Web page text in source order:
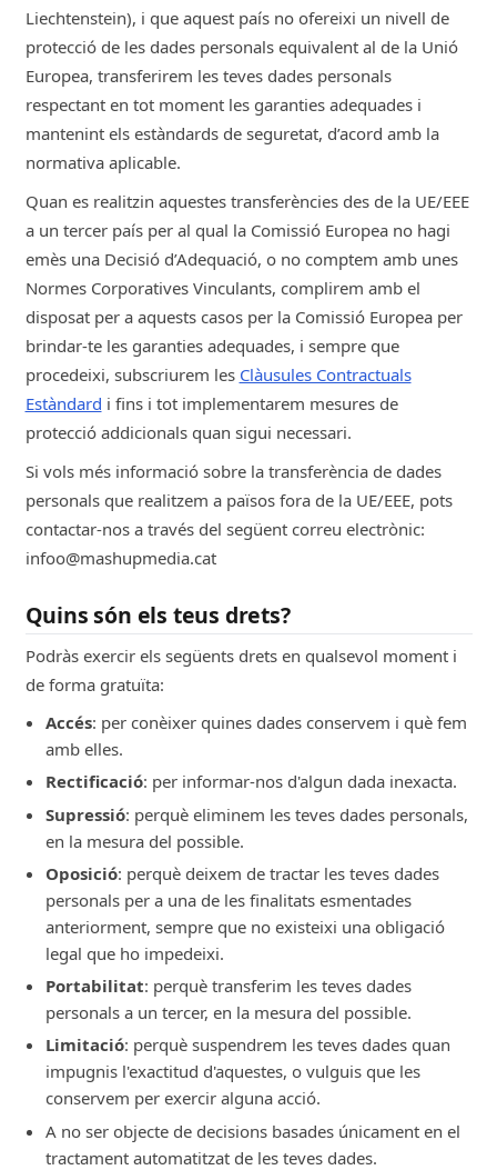
Liechtenstein), i que aquest país no ofereixi un nivell de
protecció de les dades personals equivalent al de la Unió
Europea, transferirem les teves dades personals
respectant en tot moment les garanties adequades i
mantenint els estàndards de seguretat, d’acord amb la
normativa aplicable.
Quan es realitzin aquestes transferències des de la UE/EEE
a un tercer país per al qual la Comissió Europea no hagi
emès una Decisió d’Adequació, o no comptem amb unes
Normes Corporatives Vinculants, complirem amb el
disposat per a aquests casos per la Comissió Europea per
brindar-te les garanties adequades, i sempre que
procedeixi, subscriurem les Clàusules Contractuals
Estàndard i fins i tot implementarem mesures de
protecció addicionals quan sigui necessari.
Si vols més informació sobre la transferència de dades
personals que realitzem a països fora de la UE/EEE, pots
contactar-nos a través del següent correu electrònic:
infoo@mashupmedia.cat
Quins són els teus drets?
Podràs exercir els següents drets en qualsevol moment i
de forma gratuïta:
Accés: per conèixer quines dades conservem i què fem
amb elles.
Rectificació: per informar-nos d'algun dada inexacta.
Supressió: perquè eliminem les teves dades personals,
en la mesura del possible.
Oposició: perquè deixem de tractar les teves dades
personals per a una de les finalitats esmentades
anteriorment, sempre que no existeixi una obligació
legal que ho impedeixi.
Portabilitat: perquè transferim les teves dades
personals a un tercer, en la mesura del possible.
Limitació: perquè suspendrem les teves dades quan
impugnis l'exactitud d'aquestes, o vulguis que les
conservem per exercir alguna acció.
A no ser objecte de decisions basades únicament en el
tractament automatitzat de les teves dades.